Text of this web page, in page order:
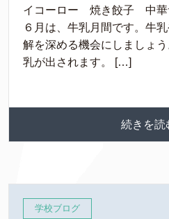
イコーロー 焼き餃子 中華
６月は、牛乳月間です。牛
解を深める機会にしましょ
乳が出されます。 […]
続きを
学校ブログ